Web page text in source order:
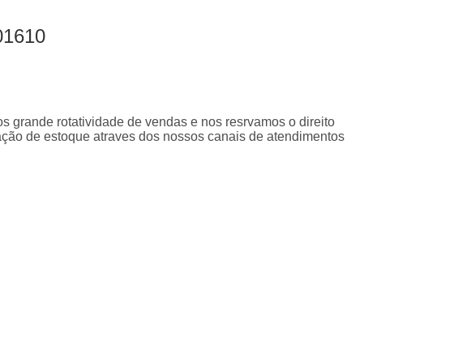
grande rotatividade de vendas e nos resrvamos o direito
de estoque atraves dos nossos canais de atendimentos